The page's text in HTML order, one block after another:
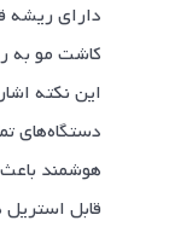
دارای ریشه
این نکته
دستگاه‌های
هوشمند
قابل